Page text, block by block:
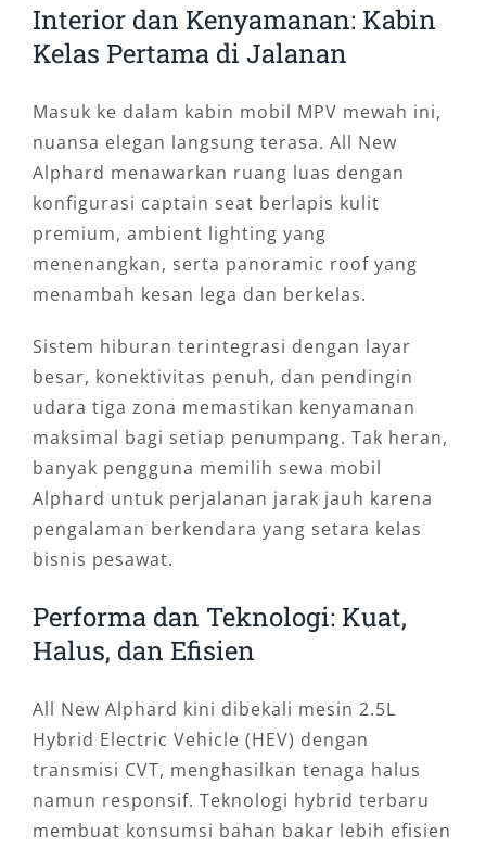
Interior dan Kenyamanan: Kabin
Kelas Pertama di Jalanan
Masuk ke dalam kabin mobil MPV mewah ini,
nuansa elegan langsung terasa. All New
Alphard menawarkan ruang luas dengan
konfigurasi captain seat berlapis kulit
premium, ambient lighting yang
menenangkan, serta panoramic roof yang
menambah kesan lega dan berkelas.
Sistem hiburan terintegrasi dengan layar
besar, konektivitas penuh, dan pendingin
udara tiga zona memastikan kenyamanan
maksimal bagi setiap penumpang. Tak heran,
banyak pengguna memilih sewa mobil
Alphard untuk perjalanan jarak jauh karena
pengalaman berkendara yang setara kelas
bisnis pesawat.
Performa dan Teknologi: Kuat,
Halus, dan Efisien
All New Alphard kini dibekali mesin 2.5L
Hybrid Electric Vehicle (HEV) dengan
transmisi CVT, menghasilkan tenaga halus
namun responsif. Teknologi hybrid terbaru
membuat konsumsi bahan bakar lebih efisien